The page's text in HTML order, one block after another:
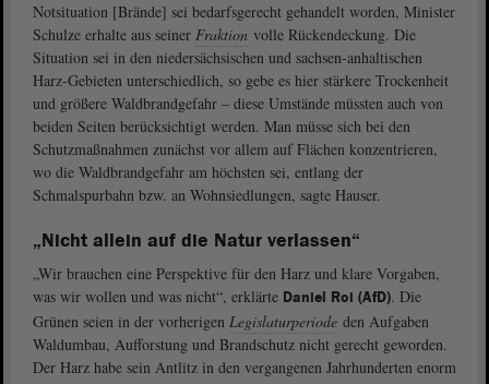
Notsituation [Brände] sei bedarfsgerecht gehandelt worden, Minister
Schulze erhalte aus seiner Fraktion volle Rückendeckung. Die
Situation sei in den niedersächsischen und sachsen-anhaltischen
Harz-Gebieten unterschiedlich, so gebe es hier stärkere Trockenheit
und größere Waldbrandgefahr – diese Umstände müssten auch von
beiden Seiten berücksichtigt werden. Man müsse sich bei den
Schutzmaßnahmen zunächst vor allem auf Flächen konzentrieren,
wo die Waldbrandgefahr am höchsten sei, entlang der
Schmalspurbahn bzw. an Wohnsiedlungen, sagte Hauser.
„Nicht allein auf die Natur verlassen“
„Wir brauchen eine Perspektive für den Harz und klare Vorgaben,
was wir wollen und was nicht“, erklärte Daniel Roi (AfD). Die
Grünen seien in der vorherigen Legislaturperiode den Aufgaben
Waldumbau, Aufforstung und Brandschutz nicht gerecht geworden.
Der Harz habe sein Antlitz in den vergangenen Jahrhunderten enorm